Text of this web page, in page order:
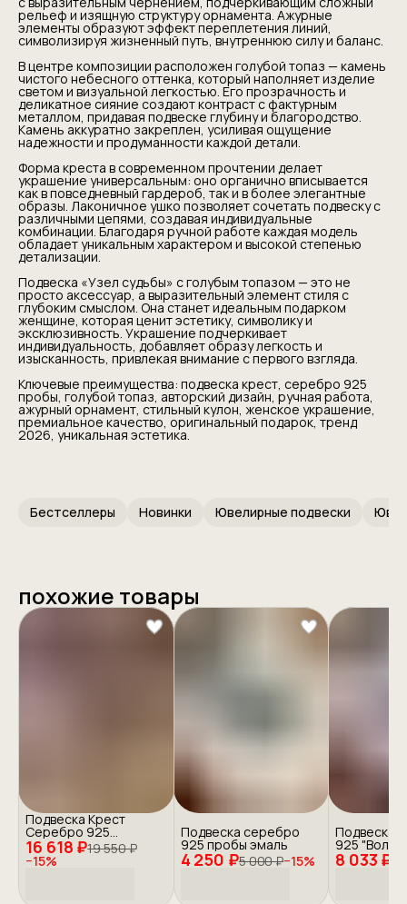
рельеф и изящную структуру орнамента. Ажурные
элементы образуют эффект переплетения линий,
символизируя жизненный путь, внутреннюю силу и баланс.
В центре композиции расположен голубой топаз — камень
чистого небесного оттенка, который наполняет изделие
светом и визуальной легкостью. Его прозрачность и
деликатное сияние создают контраст с фактурным
металлом, придавая подвеске глубину и благородство.
Камень аккуратно закреплен, усиливая ощущение
надежности и продуманности каждой детали.
Форма креста в современном прочтении делает
украшение универсальным: оно органично вписывается
как в повседневный гардероб, так и в более элегантные
образы. Лаконичное ушко позволяет сочетать подвеску с
различными цепями, создавая индивидуальные
комбинации. Благодаря ручной работе каждая модель
обладает уникальным характером и высокой степенью
детализации.
Подвеска «Узел судьбы» с голубым топазом — это не
просто аксессуар, а выразительный элемент стиля с
глубоким смыслом. Она станет идеальным подарком
женщине, которая ценит эстетику, символику и
эксклюзивность. Украшение подчеркивает
индивидуальность, добавляет образу легкость и
изысканность, привлекая внимание с первого взгляда.
Ключевые преимущества: подвеска крест, серебро 925
пробы, голубой топаз, авторский дизайн, ручная работа,
ажурный орнамент, стильный кулон, женское украшение,
премиальное качество, оригинальный подарок, тренд
2026, уникальная эстетика.
Бестселлеры Новинки Ювелирные подвески
похожие товары
16 618 ₽19 550 ₽
−15%
Подвеска Крест
Серебро 925
"Православие"
4 250 ₽5 000 ₽−15%
Подвеска серебро
925 пробы эмаль
8 033 ₽
Подвеска
925 "Волки"